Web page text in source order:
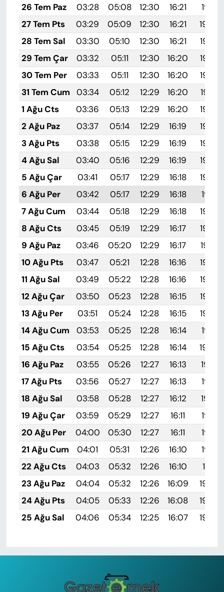
26 Tem Paz
03:28 05:08 12:30 16:21
19:41
27 Tem Pts
03:29 05:09 12:30 16:21
19:40
28 Tem Sal
03:30 05:10 12:30 16:21
19:39
29 Tem Çar
03:32 05:11 12:30 16:20
19:39
30 Tem Per
03:33 05:11 12:30 16:20
19:38
31 Tem Cum
03:34 05:12 12:29 16:20
19:37
1 Ağu Cts
03:36 05:13 12:29 16:20
19:36
2 Ağu Paz
03:37 05:14 12:29 16:19
19:35
3 Ağu Pts
03:38 05:15 12:29 16:19
19:34
4 Ağu Sal
03:40 05:16 12:29 16:19
19:33
5 Ağu Çar
03:41 05:17 12:29 16:18
19:32
6 Ağu Per
03:42 05:17 12:29 16:18
19:31
7 Ağu Cum
03:44 05:18 12:29 16:18
19:29
8 Ağu Cts
03:45 05:19 12:29 16:17
19:28
9 Ağu Paz
03:46 05:20 12:29 16:17
19:27
10 Ağu Pts
03:47 05:21 12:28 16:16
19:26
11 Ağu Sal
03:49 05:22 12:28 16:16
19:25
12 Ağu Çar
03:50 05:23 12:28 16:15
19:24
13 Ağu Per
03:51 05:24 12:28 16:15
19:22
14 Ağu Cum
03:53 05:25 12:28 16:14
19:21
15 Ağu Cts
03:54 05:25 12:28 16:14
19:20
16 Ağu Paz
03:55 05:26 12:27 16:13
19:19
17 Ağu Pts
03:56 05:27 12:27 16:13
19:17
18 Ağu Sal
03:58 05:28 12:27 16:12
19:16
19 Ağu Çar
03:59 05:29 12:27 16:11
19:15
20 Ağu Per
04:00 05:30 12:27 16:11
19:13
21 Ağu Cum
04:01 05:31 12:26 16:10
19:12
22 Ağu Cts
04:03 05:32 12:26 16:10
19:11
23 Ağu Paz
04:04 05:32 12:26 16:09
19:09
24 Ağu Pts
04:05 05:33 12:26 16:08
19:08
25 Ağu Sal
04:06 05:34 12:25 16:07 19:06